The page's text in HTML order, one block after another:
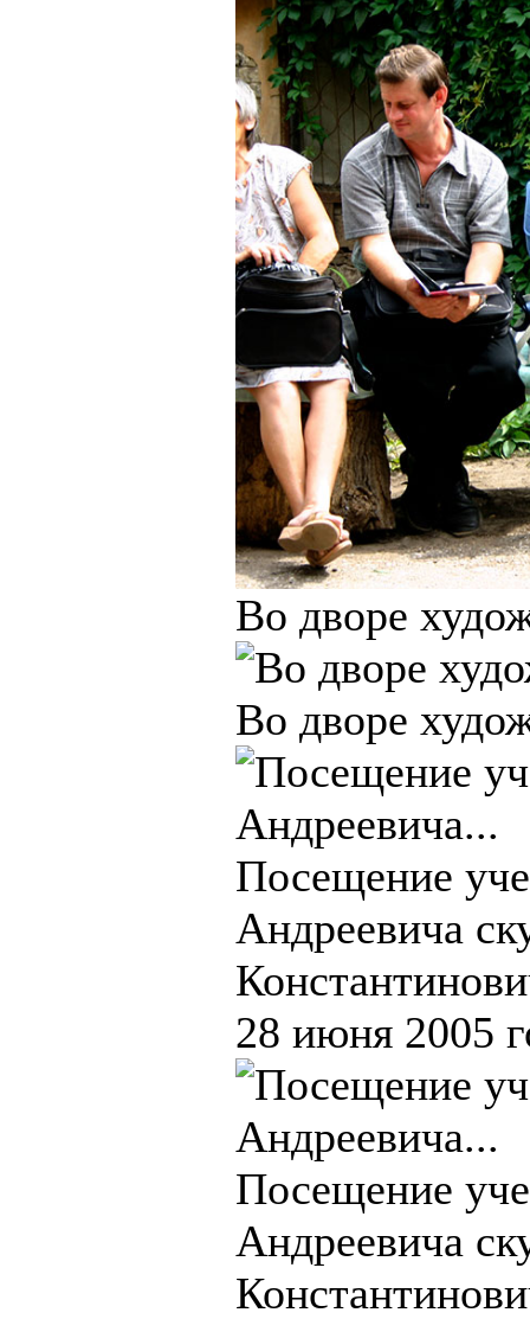
Во дворе
Во дворе
Посещение
Андреевича
28 июня 2005
Посещение
Андреевича